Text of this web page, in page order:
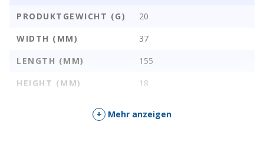
PRODUKTGEWICHT (G)
20
WIDTH (MM)
37
LENGTH (MM)
155
HEIGHT (MM)
18
+ Mehr anzeigen